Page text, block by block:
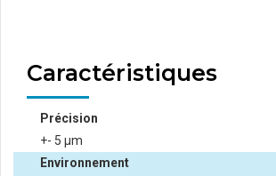
Caractéristiques
Précision
+- 5 µm
Environnement